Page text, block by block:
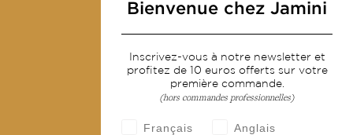
Services
Livraison & retour
CGV
Bienvenue chez Jamini
Inscrivez-vous à notre newsletter et
profitez de 10 euros offerts sur votre
première commande.
(hors commandes professionnelles)
Français Anglais